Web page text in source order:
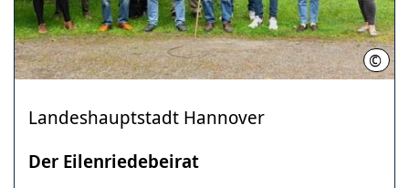
© LHH
Landeshauptstadt Hannover
Der Eilenriedebeirat